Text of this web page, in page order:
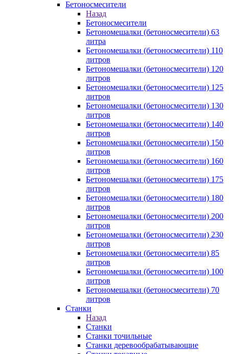
Бетоносмесители
Назад
Бетоносмесители
Бетономешалки (бетоносмесители) 63
литра
Бетономешалки (бетоносмесители) 110
литров
Бетономешалки (бетоносмесители) 120
литров
Бетономешалки (бетоносмесители) 125
литров
Бетономешалки (бетоносмесители) 130
литров
Бетономешалки (бетоносмесители) 140
литров
Бетономешалки (бетоносмесители) 150
литров
Бетономешалки (бетоносмесители) 160
литров
Бетономешалки (бетоносмесители) 175
литров
Бетономешалки (бетоносмесители) 180
литров
Бетономешалки (бетоносмесители) 200
литров
Бетономешалки (бетоносмесители) 230
литров
Бетономешалки (бетоносмесители) 85
литров
Бетономешалки (бетоносмесители) 100
литров
Бетономешалки (бетоносмесители) 70
литров
Станки
Назад
Станки
Станки точильные
Станки деревообрабатывающие